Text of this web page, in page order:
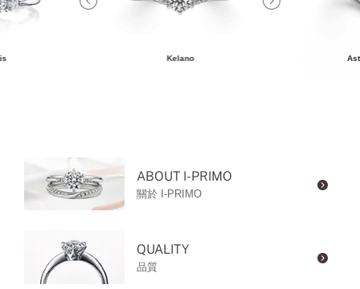
Kelano
ABOUT I-PRIMO
關於 I-PRIMO
QUALITY
品質